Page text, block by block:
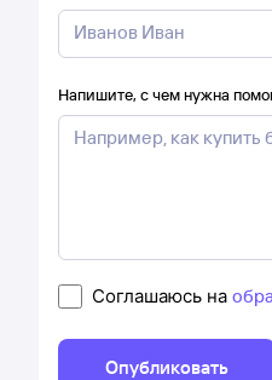
Напишите, с чем нужна
Соглашаюсь на
Опубликовать